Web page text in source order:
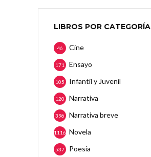
LIBROS POR CATEGORÍA
Cine
46
Ensayo
171
Infantil y Juvenil
105
Narrativa
120
Narrativa breve
396
Novela
1116
Poesía
537